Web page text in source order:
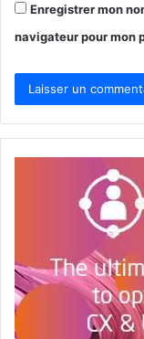
Enregistrer mon
navigateur pour mon